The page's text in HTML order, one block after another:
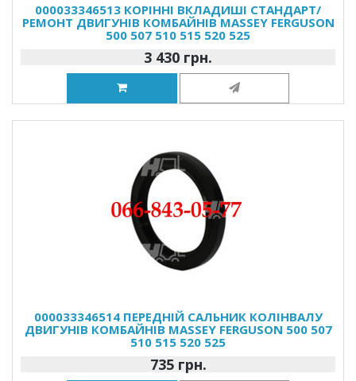
000033346513 КОРІННІ ВКЛАДИШІ СТАНДАРТ/
РЕМОНТ ДВИГУНІВ КОМБАЙНІВ MASSEY FERGUSON
500 507 510 515 520 525
3 430 грн.
000033346514 ПЕРЕДНІЙ САЛЬНИК КОЛІНВАЛУ
ДВИГУНІВ КОМБАЙНІВ MASSEY FERGUSON 500 507
510 515 520 525
735 грн.